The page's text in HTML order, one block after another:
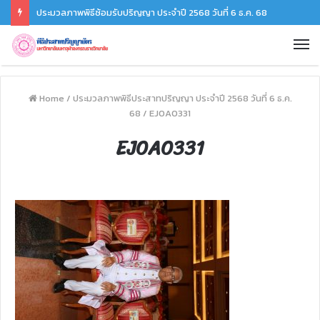
ประมวลภาพพิธีซ้อมรับปริญญา ประจำปี 2568 วันที่ 6 ธ.ค. 68
Home / ประมวลภาพพิธีประสาทปริญญา ประจำปี 2568 วันที่ 6 ธ.ค.
68 / EJ0A0331
EJ0A0331